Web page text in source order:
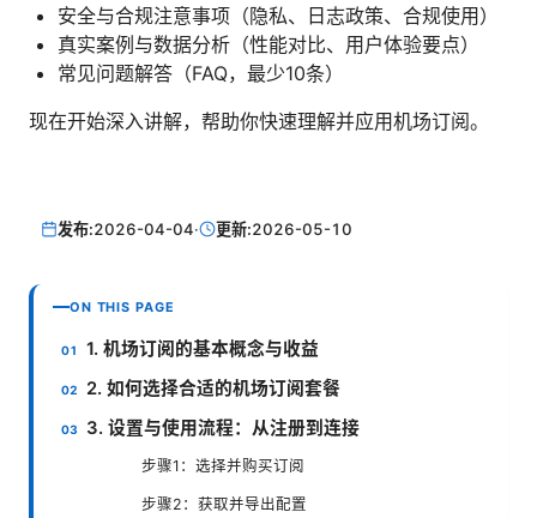
安全与合规注意事项（隐私、日志政策、合规使用）
真实案例与数据分析（性能对比、用户体验要点）
常见问题解答（FAQ，最少10条）
现在开始深入讲解，帮助你快速理解并应用机场订阅。
发布:2026-04-04· 更新:2026-05-10
ON THIS PAGE
1. 机场订阅的基本概念与收益
2. 如何选择合适的机场订阅套餐
3. 设置与使用流程：从注册到连接
步骤1：选择并购买订阅
步骤2：获取并导出配置